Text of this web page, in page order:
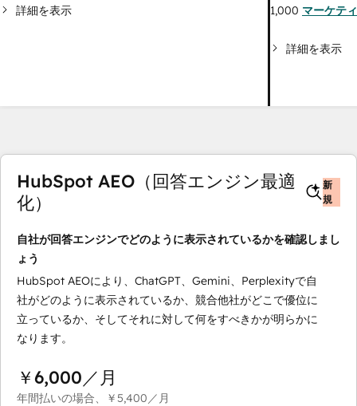
詳細を表示
1,000 マーケテ
詳細を表示
HubSpot AEO（回答エンジン最適
化）
新
規
自社が回答エンジンでどのように表示されているかを確認しまし
ょう
HubSpot AEOにより、ChatGPT、Gemini、Perplexityで自
社がどのように表示されているか、競合他社がどこで優位に
立っているか、そしてそれに対して何をすべきかが明らかに
なります。
￥6,000／月
年間払いの場合、 ￥5,400／月